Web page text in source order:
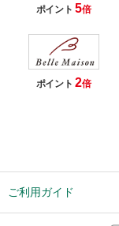
ポイント5倍
ポイント2倍
ご利用ガイド